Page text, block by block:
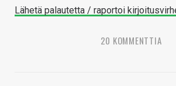
Lähetä palautetta / raportoi
20 KOMMENTTIA